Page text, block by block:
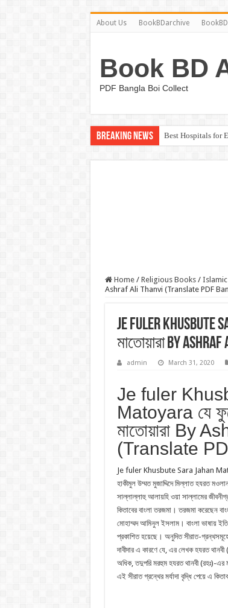
About Us BookBDarchive
Book BD
PDF Bangla Boi Collect
Breaking News Best Hospitals for
Home / Religious Books /
Ashraf Ali Thanvi (Translate PDF
Je fuler Khusbute
মাতোয়ারা By
admin March 31, 2020
Je fuler
Matoyara যে
মাতোয়ারা By
(Translate
Je fuler Khusbute Sara Jahan
হাকীমুল উম্মত মুজাদ্দিদে মিল্লাত হযরত
সাল্লাল্লাহু আলায়হি ওয়া সাল্লামের
কিতাবের বাংলা তরজমা। তরজমা করেছেন
মোহাম্মদ আমিনুল ইসলাম। বাংলা ভাষায়
প্রকাশিত হয়েছে। অনুদিত সীরাত-
দাবীদার এ কারণে যে, এর লেখক হযরত থানবী
অধিক, তদুপরি মরহুম হযরত থানবী (রহঃ)-এর
এই সীরাত গ্রন্থের মর্যাদা বৃদ্ধি পেয়ে এ